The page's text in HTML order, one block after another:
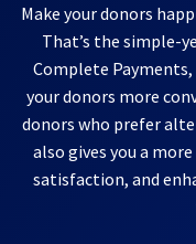
Make your donors
That’s the simple-
Complete
your donors more
donors who prefer
also gives you a
satisfaction, and